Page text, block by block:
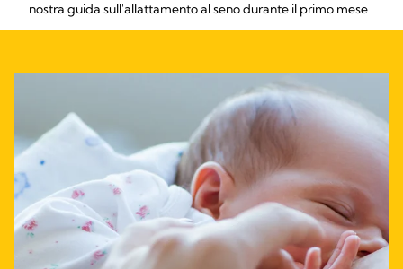
nostra guida sull'allattamento al seno durante il primo mese